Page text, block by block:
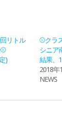
リトル
)
⚾クラ
シニア
結果、
2018年
NEWS